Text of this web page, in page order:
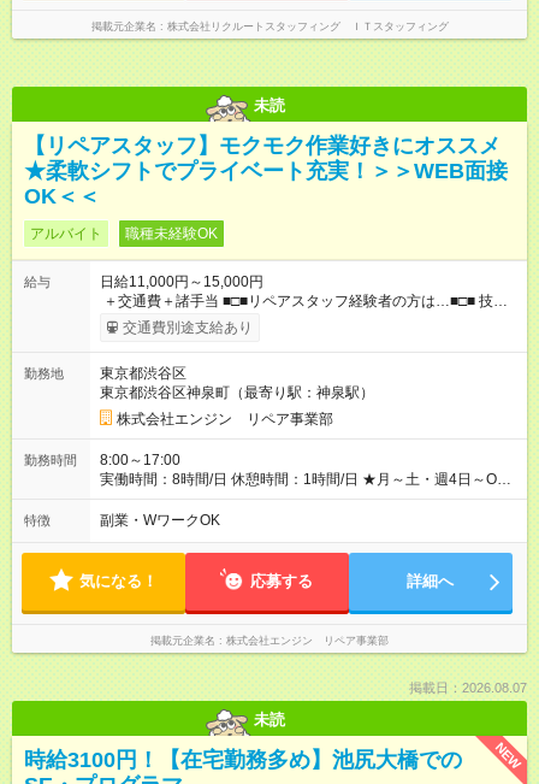
掲載元企業名 株式会社リクルートスタッフィング ＩＴスタッフィング
未読
【リペアスタッフ】モクモク作業好きにオススメ
★柔軟シフトでプライベート充実！＞＞WEB面接
OK＜＜
アルバイト 職種未経験OK
給与
日給11,000円～15,000円
＋交通費＋諸手当 ■□■リペアスタッフ経験者の方は…■□■ 技術
チェック後に日給を決定します！ ・現場数に応じて『日給が1.2
倍』！ ・その他手当により『1.5倍』になることも…！ ・その他
交通費規定支給 ◆残業手当あり ◆子供手当あり ◆宿泊手当あり
(2，000円/1日) ※宿泊を伴う現場の場合 ◆先輩スタッフの給与例
﹋﹋﹋﹋﹋﹋﹋﹋﹋﹋﹋ ・週5日勤務Aさん ＞＞日給11，000円
×20勤務 ＞＞月収22万円＋諸手当 【試用期間】試用期間あり 試
用期間の長さ：6ヶ月 ※ 雇用形態と給与に、本採用時と異なる部
分があります。 雇用形態：本採用時と同じです。 給与：日
円 121勤務目から日給1万1，000円～ となります。
::::: ::::: ::::: ::::: ::::: ::::::
交通費別途支給あり
勤務地
東京都渋谷区
東京都渋谷区神泉町（最寄り駅：神泉駅）
株式会社エンジン リペア事業部
勤務時間
8:00～17:00
実働時間：8時間/日 休憩時間：1時間/日 ★月～土・週4日～OK
★週5日入れる方大歓迎！※日時相談OK ★時期により連休取得も
可能！ ＼毎月希望シフト提出で働きやすい！／ 毎月20日までに
OK
特徴 副業・WワークOK
気になる！ 応募する 詳細へ
掲載元企業名 株式会社エンジン リペア事業部
掲載日：2026.08.07
未読
NEW
時給3100円！【在宅勤務多め】池尻大橋での